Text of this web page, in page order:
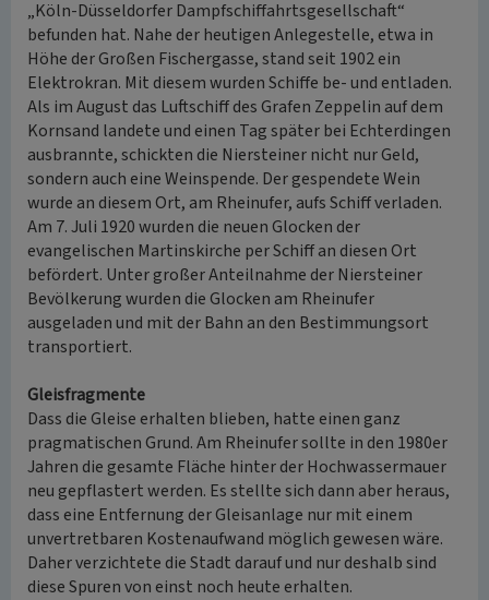
„Köln-Düsseldorfer Dampfschiffahrtsgesellschaft“
befunden hat. Nahe der heutigen Anlegestelle, etwa in
Höhe der Großen Fischergasse, stand seit 1902 ein
Elektrokran. Mit diesem wurden Schiffe be- und entladen.
Als im August das Luftschiff des Grafen Zeppelin auf dem
Kornsand landete und einen Tag später bei Echterdingen
ausbrannte, schickten die Niersteiner nicht nur Geld,
sondern auch eine Weinspende. Der gespendete Wein
wurde an diesem Ort, am Rheinufer, aufs Schiff verladen.
Am 7. Juli 1920 wurden die neuen Glocken der
evangelischen Martinskirche per Schiff an diesen Ort
befördert. Unter großer Anteilnahme der Niersteiner
Bevölkerung wurden die Glocken am Rheinufer
ausgeladen und mit der Bahn an den Bestimmungsort
transportiert.
Gleisfragmente
Dass die Gleise erhalten blieben, hatte einen ganz
pragmatischen Grund. Am Rheinufer sollte in den 1980er
Jahren die gesamte Fläche hinter der Hochwassermauer
neu gepflastert werden. Es stellte sich dann aber heraus,
dass eine Entfernung der Gleisanlage nur mit einem
unvertretbaren Kostenaufwand möglich gewesen wäre.
Daher verzichtete die Stadt darauf und nur deshalb sind
diese Spuren von einst noch heute erhalten.